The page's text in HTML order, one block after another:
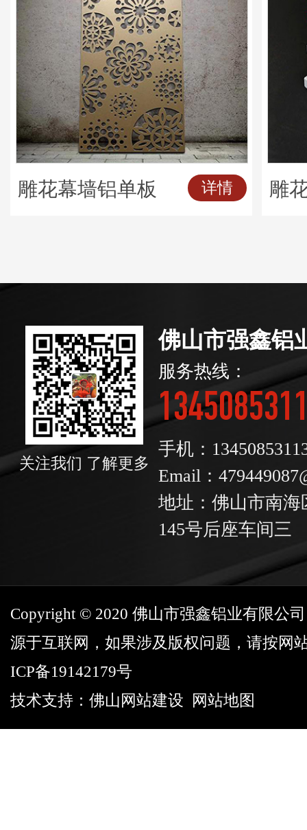
雕花幕墙铝单板 详情 雕
关注我们 了解更多
佛山市强鑫铝
服务热线：
手机：
Email：
地址：佛山市南
145号后座车间三
Copyright © 2020 佛山市强鑫铝业有限公
源于互联网，如果涉及版权问题，请按网
ICP备19142179号
技术支持： 佛山网站建设 网站地图